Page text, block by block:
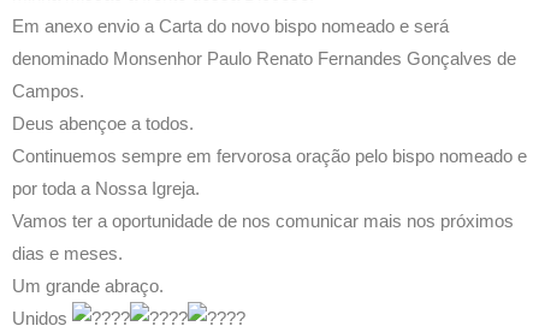
Em anexo envio a Carta do novo bispo nomeado e será
denominado Monsenhor Paulo Renato Fernandes Gonçalves de
Campos.
Deus abençoe a todos.
Continuemos sempre em fervorosa oração pelo bispo nomeado e
por toda a Nossa Igreja.
Vamos ter a oportunidade de nos comunicar mais nos próximos
dias e meses.
Um grande abraço.
Unidos